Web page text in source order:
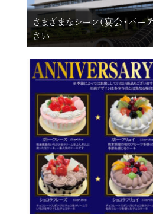
さまざまなシーン（宴会・パー
さい